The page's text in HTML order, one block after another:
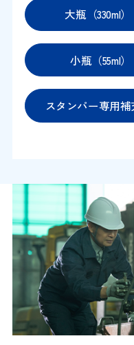
大瓶（330ml）
小瓶（55ml）
スタンパー専用補